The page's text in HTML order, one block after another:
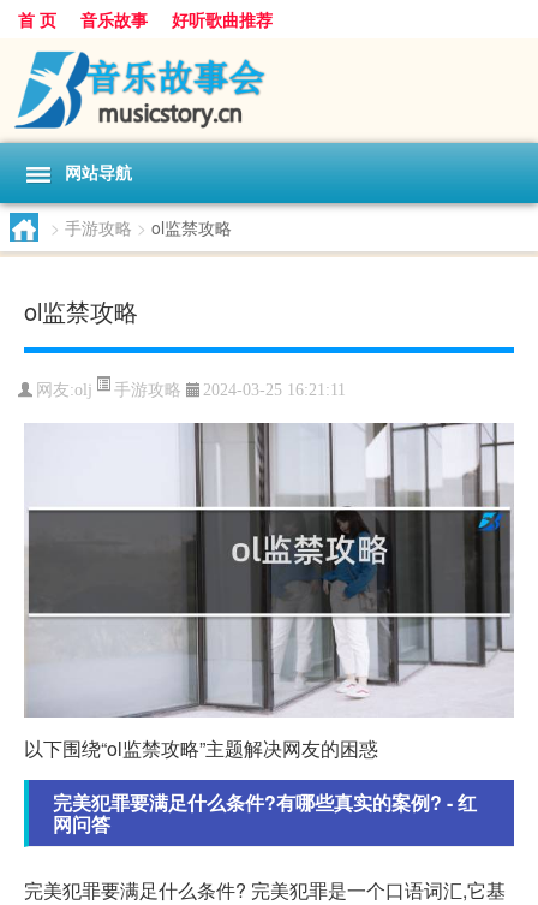
首 页 音乐故事 好听歌曲推荐
网站导航
> 手游攻略 > ol监禁攻略
ol监禁攻略
网友:olj 手游攻略 2024-03-25 16:21:11
以下围绕“ol监禁攻略”主题解决网友的困惑
完美犯罪要满足什么条件?有哪些真实的案例? - 红
网问答
完美犯罪要满足什么条件? 完美犯罪是一个口语词汇,它基